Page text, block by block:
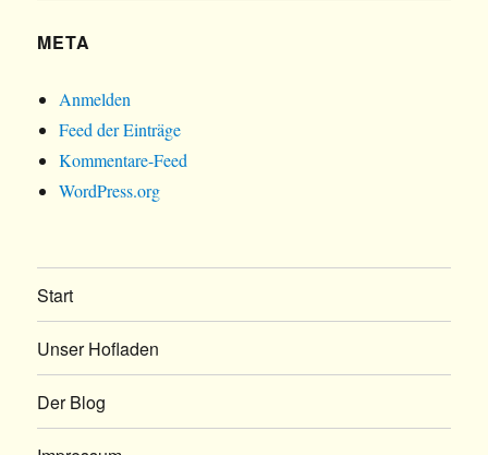
META
Anmelden
Feed der Einträge
Kommentare-Feed
WordPress.org
Start
Unser Hofladen
Der Blog